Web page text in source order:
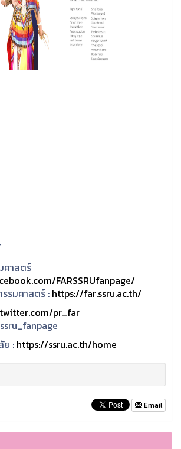
ศาสตร์
FARSSRUfanpage/
รมศาสตร์ : https://far.ssru.ac.th/
pr_far
ย : https://ssru.ac.th/home
Email